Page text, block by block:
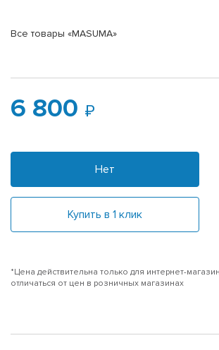
Все товары «MASUMA»
6 800
Нет
Купить в 1 клик
*Цена действительна только для интернет-
отличаться от цен в розничных магазинах